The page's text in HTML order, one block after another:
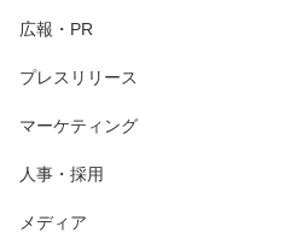
広報・PR
プレスリリース
マーケティング
人事・採用
メディア